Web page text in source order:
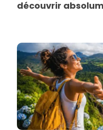
découvrir